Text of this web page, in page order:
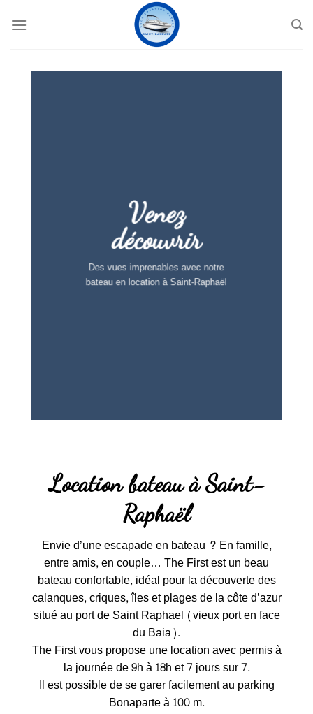
Venez
découvrir
Des vues imprenables avec notre
bateau en location à Saint-Raphaël
Location bateau à Saint-
Raphaël
Envie d’une escapade en bateau ? En famille,
entre amis, en couple… The First est un beau
bateau confortable, idéal pour la découverte des
calanques, criques, îles et plages de la côte d’azur
situé au port de Saint Raphael (vieux port en face
du Baia).
The First vous propose une location avec permis à
la journée de 9h à 18h et 7 jours sur 7.
Il est possible de se garer facilement au parking
Bonaparte à 100 m.